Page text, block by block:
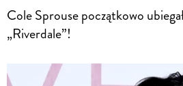
Cole Sprouse początkowo
„Riverdale”!